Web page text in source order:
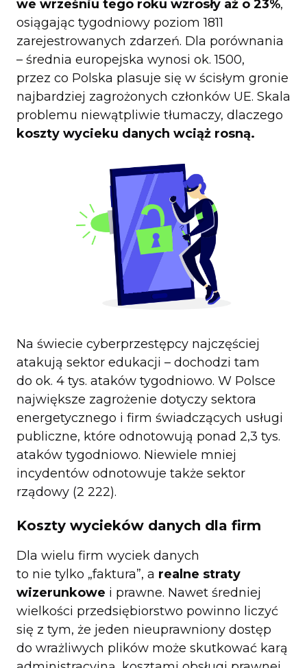
we wrześniu tego roku wzrosły aż o 23%,
osiągając tygodniowy poziom 1811
zarejestrowanych zdarzeń. Dla porównania
– średnia europejska wynosi ok. 1500,
przez co Polska plasuje się w ścisłym gronie
najbardziej zagrożonych członków UE. Skala
problemu niewątpliwie tłumaczy, dlaczego
koszty wycieku danych wciąż rosną.
Na świecie cyberprzestępcy najczęściej
atakują sektor edukacji – dochodzi tam
do ok. 4 tys. ataków tygodniowo. W Polsce
największe zagrożenie dotyczy sektora
energetycznego i firm świadczących usługi
publiczne, które odnotowują ponad 2,3 tys.
ataków tygodniowo. Niewiele mniej
incydentów odnotowuje także sektor
rządowy (2 222).
Koszty wycieków danych dla firm
Dla wielu firm wyciek danych
to nie tylko „faktura”, a realne straty
wizerunkowe i prawne. Nawet średniej
wielkości przedsiębiorstwo powinno liczyć
się z tym, że jeden nieuprawniony dostęp
do wrażliwych plików może skutkować karą